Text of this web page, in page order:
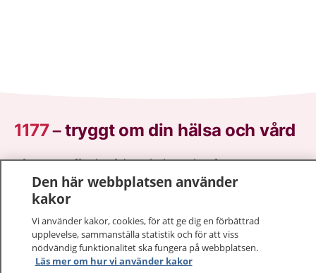
1177–tryggt om din hälsa och vård
På 1177.se får du råd om hälsa och information om
sjukdomar och vilka mottagningar du kan kontakta.
Logga in för att läsa din journal och göra dina
vårdärenden. Ring telefonnummer 1177 för
sjukvårdsrådgivning dygnet runt.
1177 ger dig råd när du vill må bättre.
Den här webbplatsen använder
kakor
Vi använder kakor, cookies, för att ge dig en förbättrad
upplevelse, sammanställa statistik och för att viss
nödvändig funktionalitet ska fungera på webbplatsen.
Läs mer om hur vi använder kakor